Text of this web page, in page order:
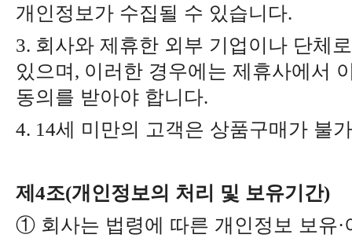
개인정보가 수집될 수 있습니다.
3. 회사와 제휴한 외부 기업이나 단체
있으며, 이러한 경우에는 제휴사에서
동의를 받아야 합니다.
4. 14세 미만의 고객은 상품구매가 불
제4조(개인정보의 처리 및 보유기간)
① 회사는 법령에 따른 개인정보 보유·